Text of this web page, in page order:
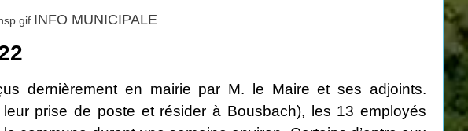
INFO MUNICIPALE
dernièrement en mairie par M. le Maire et ses adjoints.
prise de poste et résider à Bousbach), les 13 employés